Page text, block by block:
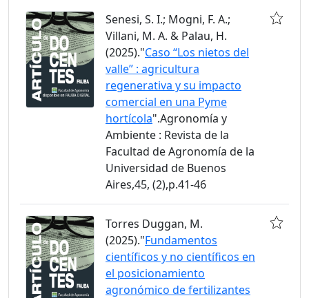
Senesi, S. I.; Mogni, F. A.;
Villani, M. A. & Palau, H.
(2025)."Caso “Los nietos del
valle” : agricultura
regenerativa y su impacto
comercial en una Pyme
hortícola".Agronomía y
Ambiente : Revista de la
Facultad de Agronomía de la
Universidad de Buenos
Aires,45, (2),p.41-46
Torres Duggan, M.
(2025)."Fundamentos
científicos y no científicos en
el posicionamiento
agronómico de fertilizantes